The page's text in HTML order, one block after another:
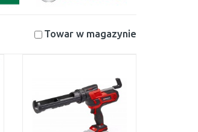
Towar w magazynie